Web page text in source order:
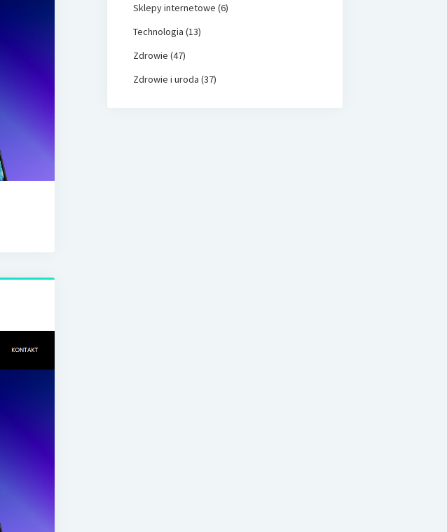
Sklepy internetowe (6)
Technologia (13)
Zdrowie (47)
Zdrowie i uroda (37)